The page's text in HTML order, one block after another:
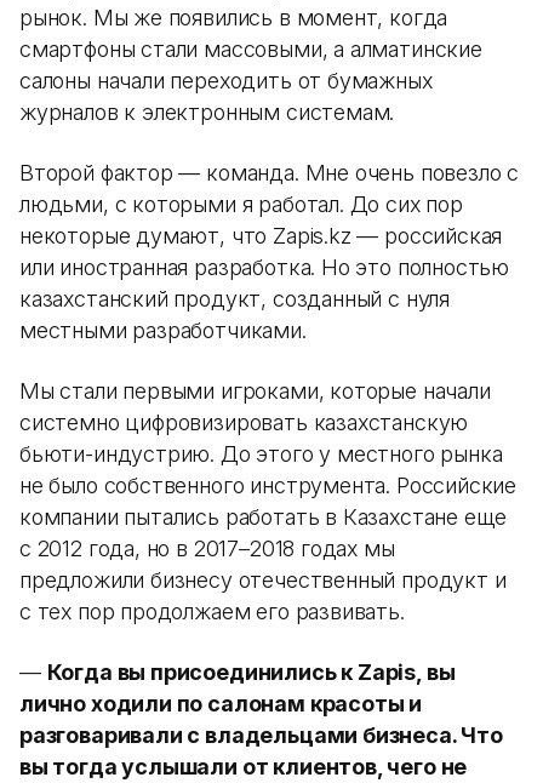
рынок. Мы же появились в момент, когда
смартфоны стали массовыми, а алматинские
салоны начали переходить от бумажных
журналов к электронным системам.
Второй фактор — команда. Мне очень повезло с
людьми, с которыми я работал. До сих пор
некоторые думают, что Zapis.kz — российская
или иностранная разработка. Но это полностью
казахстанский продукт, созданный с нуля
местными разработчиками.
Мы стали первыми игроками, которые начали
системно цифровизировать казахстанскую
бьюти-индустрию. До этого у местного рынка
не было собственного инструмента. Российские
компании пытались работать в Казахстане еще
с 2012 года, но в 2017–2018 годах мы
предложили бизнесу отечественный продукт и
с тех пор продолжаем его развивать.
— Когда вы присоединились к Zapis, вы
лично ходили по салонам красоты и
разговаривали с владельцами бизнеса. Что
вы тогда услышали от клиентов, чего не